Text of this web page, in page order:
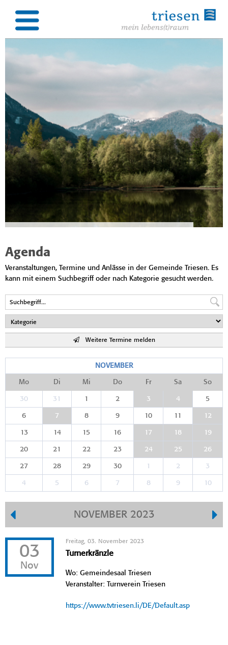
Agenda
Veranstaltungen, Termine und Anlässe in der Gemeinde Triesen. Es
kann mit einem Suchbegriff oder nach Kategorie gesucht werden.
Weitere Termine melden
NOVEMBER
Mo Di Mi Do Fr Sa So
30 31 1 2 3 4 5
6 7 8 9 10 11 12
13 14 15 16 17 18 19
20 21 22 23 24 25 26
27 28 29 30 1 2 3
4 5 6 7 8 9 10
NOVEMBER 2023
03
Nov
Freitag, 03. November 2023
Turnerkränzle
Wo: Gemeindesaal Triesen
Veranstalter: Turnverein Triesen
https://www.tvtriesen.li/DE/Default.asp